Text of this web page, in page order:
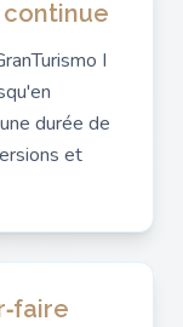
I
durée de
et